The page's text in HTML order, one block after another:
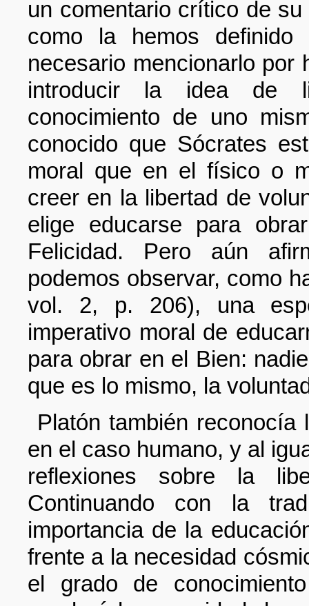
un comentario crítico de
como la hemos
necesario mencionarlo por
introducir la idea de
conocimiento de uno
conocido que Sócrates
moral que en el físico o
creer en la libertad de
elige educarse para
Felicidad. Pero aún
podemos observar, como
vol. 2, p. 206), una
imperativo moral de
para obrar en el Bien:
que es lo mismo, la
Platón también
en el caso humano, y al
reflexiones sobre la
Continuando con la
importancia de la
frente a la necesidad
el grado de